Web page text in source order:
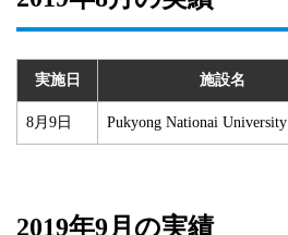
実施日 施設名
8月9日 Pukyong Nationai University
2019年9月の実績